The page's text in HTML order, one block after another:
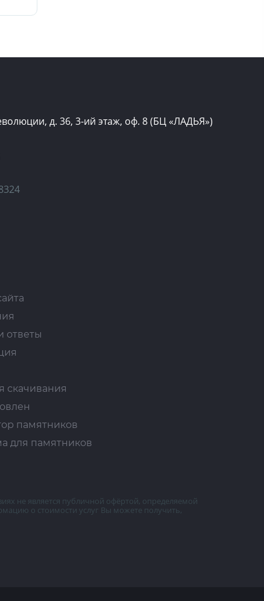
д. 36, 3-ий этаж, оф. 8 (БЦ «ЛАДЬЯ»)
ответы
скачивания
памятников
для памятников
не является публичной офёртой, определяемой
о стоимости услуг Вы можете получить,